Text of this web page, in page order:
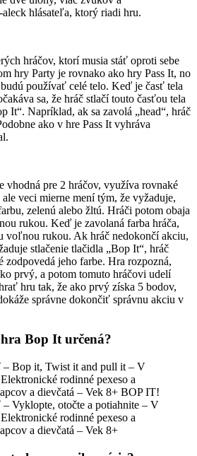
aleck hlásateľa, ktorý riadi hru.
hráčov, ktorí musia stáť oproti sebe
hry Party je rovnako ako hry Pass It, no
používať celé telo. Keď je časť tela
sa, že hráč stlačí touto časťou tela
It“. Napríklad, ak sa zavolá „head“, hráč
ako v hre Pass It vyhráva
vhodná pre 2 hráčov, využíva rovnaké
veci mierne mení tým, že vyžaduje,
zelenú alebo žltú. Hráči potom obaja
rukou. Keď je zavolaná farba hráča,
voľnou rukou. Ak hráč nedokončí akciu,
stlačenie tlačidla „Bop It“, hráč
jeho farbe. Hra rozpozná,
prvý, a potom tomuto hráčovi udelí
hru tak, že ako prvý získa 5 bodov,
správne dokončiť správnu akciu v
Bop It určená?
Bop it, Twist it and pull it – V
rodinné pexeso a
a dievčatá – Vek 8+ BOP IT!
Vyklopte, otočte a potiahnite – V
rodinné pexeso a
a dievčatá – Vek 8+